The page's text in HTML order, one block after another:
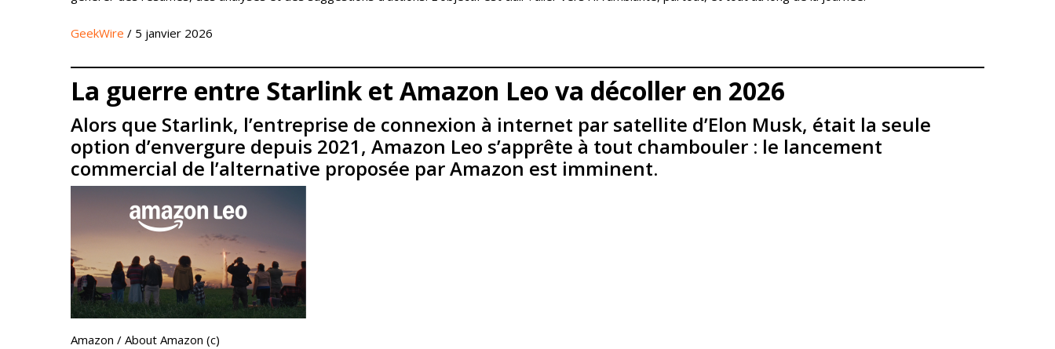
GeekWire / 5 janvier 2026
La guerre entre Starlink et Amazon Leo va décoller en 2026
Alors que Starlink, l’entreprise de connexion à internet par satellite d’Elon Musk, était la seule
option d’envergure depuis 2021, Amazon Leo s’apprête à tout chambouler : le lancement
commercial de l’alternative proposée par Amazon est imminent.
Amazon / About Amazon (c)